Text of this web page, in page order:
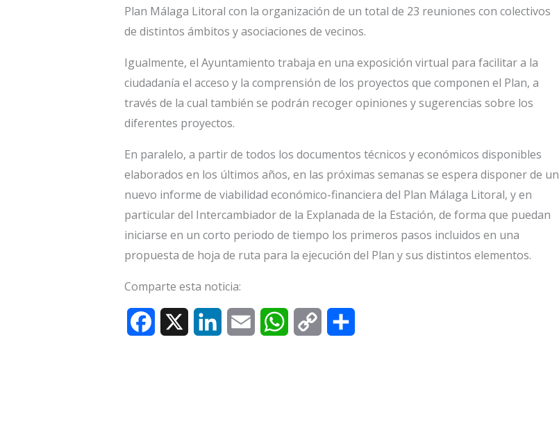
Plan Málaga Litoral con la organización de un total de 23 reuniones con colectivos
de distintos ámbitos y asociaciones de vecinos.
Igualmente, el Ayuntamiento trabaja en una exposición virtual para facilitar a la
ciudadanía el acceso y la comprensión de los proyectos que componen el Plan, a
través de la cual también se podrán recoger opiniones y sugerencias sobre los
diferentes proyectos.
En paralelo, a partir de todos los documentos técnicos y económicos disponibles
elaborados en los últimos años, en las próximas semanas se espera disponer de un
nuevo informe de viabilidad económico-financiera del Plan Málaga Litoral, y en
particular del Intercambiador de la Explanada de la Estación, de forma que puedan
iniciarse en un corto periodo de tiempo los primeros pasos incluidos en una
propuesta de hoja de ruta para la ejecución del Plan y sus distintos elementos.
Comparte esta noticia:
W